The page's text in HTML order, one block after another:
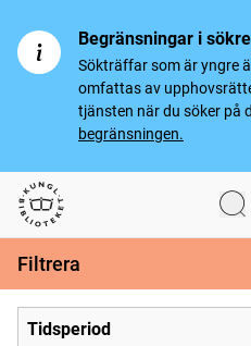
Begränsningar i
Sökträffar som är yngre
omfattas av
tjänsten när du söker på
begränsningen.
Svenska tidningar
Filtrera
Tidsperiod